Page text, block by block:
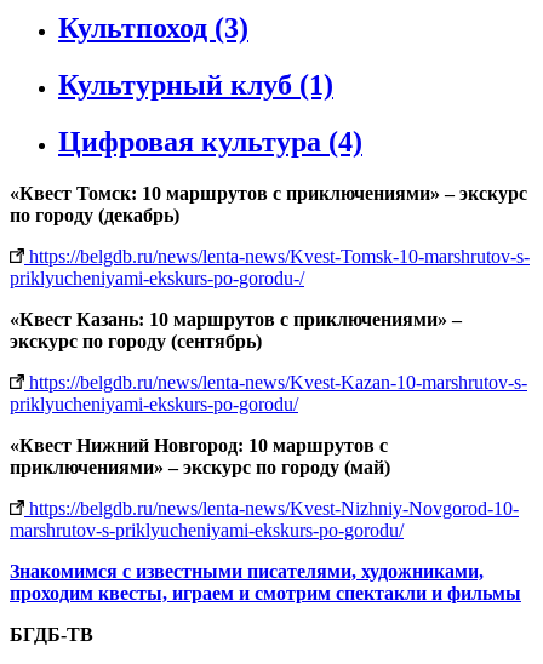
Культпоход (3)
Культурный клуб (1)
Цифровая культура (4)
«Квест Томск: 10 маршрутов с приключениями» – экскурс
по городу (декабрь)
https://belgdb.ru/news/lenta-news/Kvest-Tomsk-10-marshrutov-s-
priklyucheniyami-ekskurs-po-gorodu-/
«Квест Казань: 10 маршрутов с приключениями» –
экскурс по городу (сентябрь)
https://belgdb.ru/news/lenta-news/Kvest-Kazan-10-marshrutov-s-
priklyucheniyami-ekskurs-po-gorodu/
«Квест Нижний Новгород: 10 маршрутов с
приключениями» – экскурс по городу (май)
https://belgdb.ru/news/lenta-news/Kvest-Nizhniy-Novgorod-10-
marshrutov-s-priklyucheniyami-ekskurs-po-gorodu/
Знакомимся с известными писателями, художниками,
проходим квесты, играем и смотрим спектакли и фильмы
БГДБ-ТВ